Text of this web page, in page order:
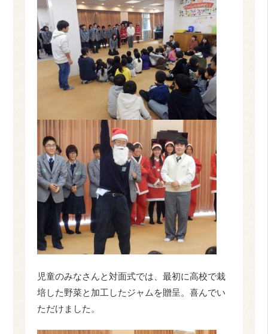
児童のみなさんと対面式では、最初に高校で栽
培した野菜と加工したジャムを贈呈。喜んでい
ただけました。